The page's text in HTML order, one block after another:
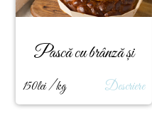
Pască cu brânză și
150lei / kg Descriere